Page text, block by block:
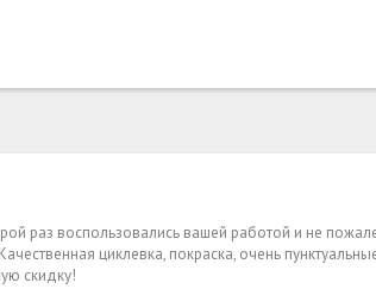
раз воспользовались вашей работой и не
циклевка, покраска, очень
скидку!